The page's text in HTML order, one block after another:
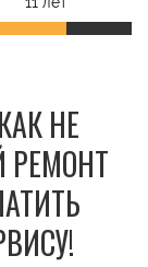
НЕ
РЕМОНТ